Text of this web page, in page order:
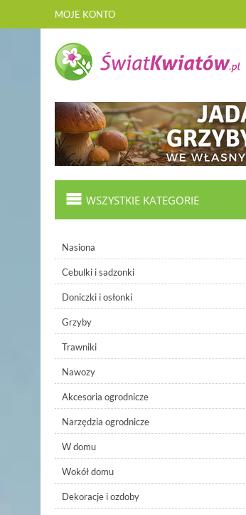
MOJE KONTO
WSZYSTKIE KATEGORIE
Nasiona
Cebulki i sadzonki
Doniczki i osłonki
Grzyby
Trawniki
Nawozy
Akcesoria ogrodnicze
Narzędzia ogrodnicze
W domu
Wokół domu
Dekoracje i ozdoby